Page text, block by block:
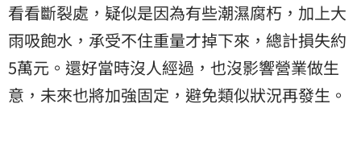
看看斷裂處，疑似是因為有些潮濕腐朽，加上大
雨吸飽水，承受不住重量才掉下來，總計損失約
5萬元。還好當時沒人經過，也沒影響營業做生
意，未來也將加強固定，避免類似狀況再發生。